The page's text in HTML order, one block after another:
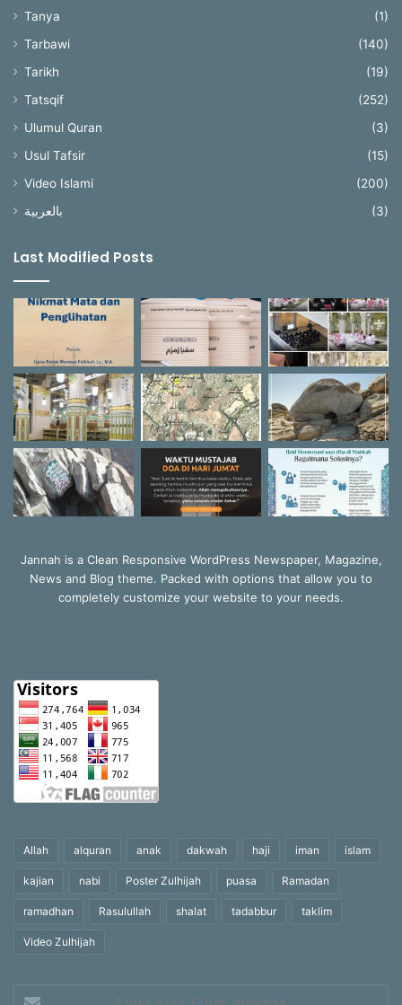
Tanya
(1)
Tarbawi
(140)
Tarikh
(19)
Tatsqif
(252)
Ulumul Quran
(3)
Usul Tafsir
(15)
Video Islami
(200)
بالعربية
(3)
Last Modified Posts
Jannah is a Clean Responsive WordPress Newspaper, Magazine,
News and Blog theme. Packed with options that allow you to
completely customize your website to your needs.
Allah alquran anak dakwah haji iman islam
kajian nabi Poster Zulhijah puasa Ramadan
ramadhan Rasulullah shalat tadabbur taklim
Video Zulhijah